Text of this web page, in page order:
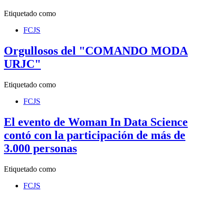
Etiquetado como
FCJS
Orgullosos del "COMANDO MODA
URJC"
Etiquetado como
FCJS
El evento de Woman In Data Science
contó con la participación de más de
3.000 personas
Etiquetado como
FCJS